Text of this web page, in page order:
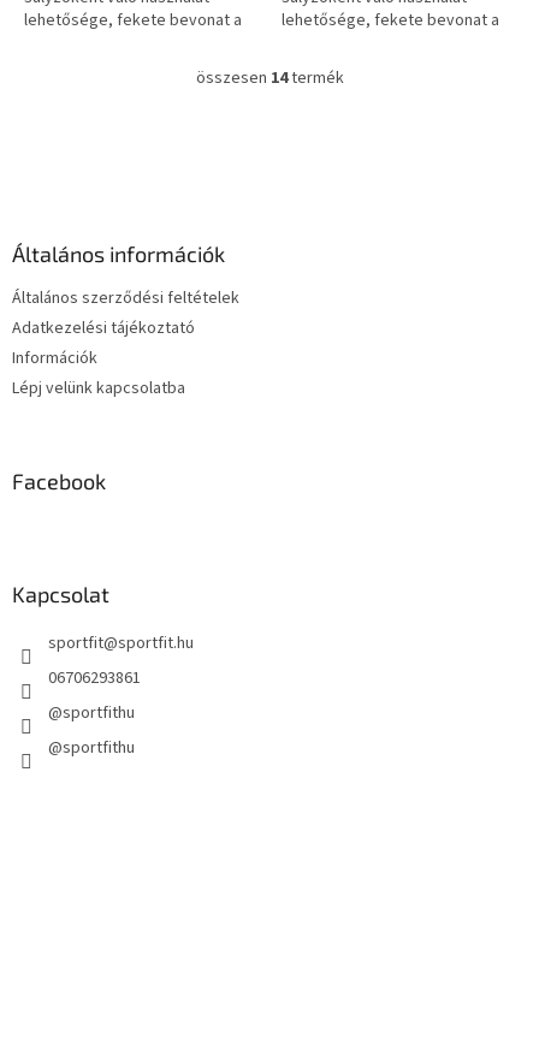
lehetősége, fekete bevonat a
lehetősége, fekete bevonat a
L
összesen 14termék
Általános információk
Általános szerződési feltételek
Adatkezelési tájékoztató
Információk
Lépj velünk kapcsolatba
Facebook
Kapcsolat
sportfit@sportfit.hu
06706293861
@sportfithu
@sportfithu